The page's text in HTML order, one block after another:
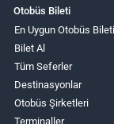
Otobüs Bileti
En Uygun Otobüs Bileti
Bilet Al
Tüm Seferler
Destinasyonlar
Otobüs Şirketleri
Terminaller